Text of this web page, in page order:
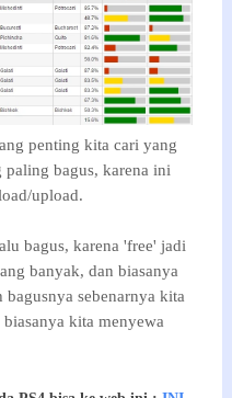
penting kita cari yang
paling bagus, karena ini
upload.
bagus, karena 'free' jadi
banyak, dan biasanya
sebenarnya kita
kita menyewa